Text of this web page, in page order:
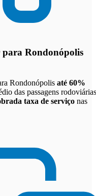
Rondonópolis
Rondonópolis até 60%
das passagens
taxa de serviço nas